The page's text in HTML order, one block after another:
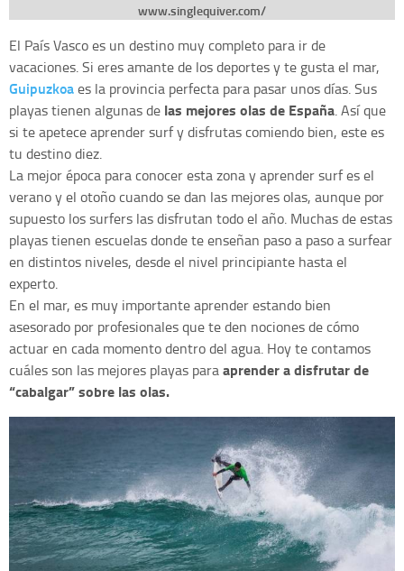
www.singlequiver.com/
El País Vasco es un destino muy completo para ir de
vacaciones. Si eres amante de los deportes y te gusta el mar,
Guipuzkoaes la provincia perfecta para pasar unos días. Sus
playas tienen algunas de las mejores olas de España. Así que
si te apetece aprender surf y disfrutas comiendo bien, este es
tu destino diez.
La mejor época para conocer esta zona y aprender surf es el
verano y el otoño cuando se dan las mejores olas, aunque por
supuesto los surfers las disfrutan todo el año. Muchas de estas
playas tienen escuelas donde te enseñan paso a paso a surfear
en distintos niveles, desde el nivel principiante hasta el
experto.
En el mar, es muy importante aprender estando bien
asesorado por profesionales que te den nociones de cómo
actuar en cada momento dentro del agua. Hoy te contamos
cuáles son las mejores playas paraaprender a disfrutar de
“cabalgar” sobre las olas.